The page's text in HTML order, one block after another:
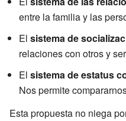
entre la familia y las
El sistema de
relaciones con otros y
El sistema de estatus
Nos permite
Esta propuesta no niega